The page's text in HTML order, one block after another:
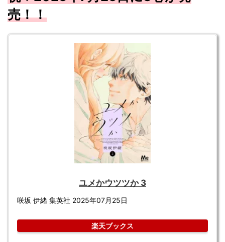
売！！
ユメかウツツか 3
咲坂 伊緒 集英社 2025年07月25日
楽天ブックス